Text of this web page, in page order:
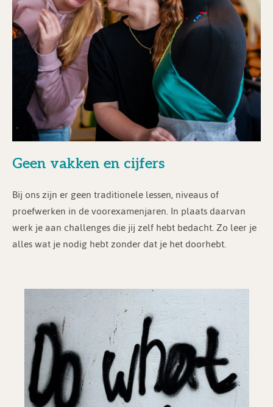
Geen vakken en cijfers
Bij ons zijn er geen traditionele lessen, niveaus of
proefwerken in de voorexamenjaren. In plaats daarvan
werk je aan challenges die jij zelf hebt bedacht. Zo leer je
alles wat je nodig hebt zonder dat je het doorhebt.